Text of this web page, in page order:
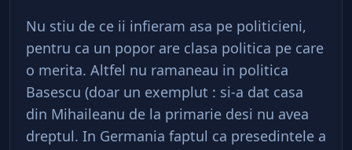
Nu stiu de ce ii infieram asa pe politicieni,
pentru ca un popor are clasa politica pe care
o merita. Altfel nu ramaneau in politica
Basescu (doar un exemplut : si-a dat casa
din Mihaileanu de la primarie desi nu avea
dreptul. In Germania faptul ca presedintele a